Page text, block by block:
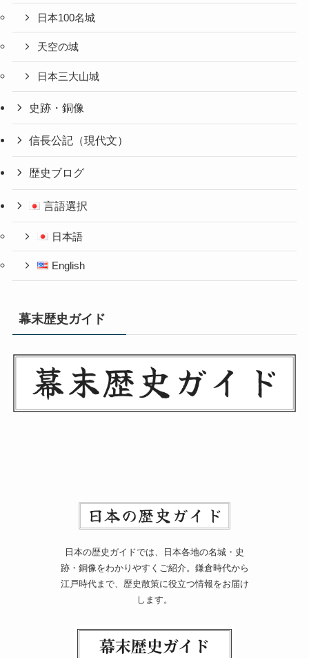
日本100名城
天空の城
日本三大山城
史跡・銅像
信長公記（現代文）
歴史ブログ
言語選択
日本語
English
幕末歴史ガイド
日本の歴史ガイドでは、日本各地の名城・史
跡・銅像をわかりやすくご紹介。鎌倉時代から
江戸時代まで、歴史散策に役立つ情報をお届け
します。